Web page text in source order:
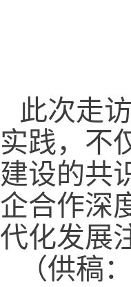
此次走
实践，不
建设的共
企合作深
代化发展
（供稿